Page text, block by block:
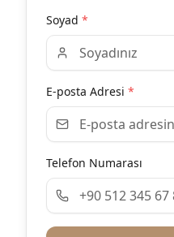
Soyad *
E-posta Adresi *
Telefon Numarası